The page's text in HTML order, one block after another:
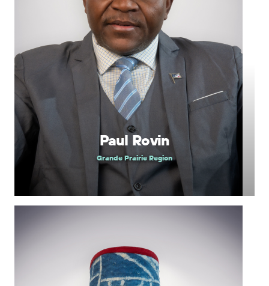
Paul Rovin
Grande Prairie Region